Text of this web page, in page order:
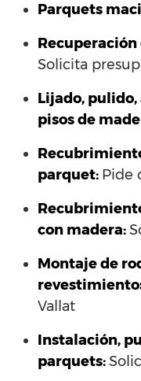
Parquets
Solicita
Lijado,
pisos de
parquet: Pide
con madera:
Montaje de
Vallat
Instalación,
parquets: